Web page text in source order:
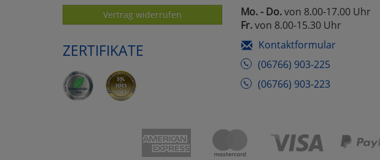
Vertrag widerrufen
ZERTIFIKATE
Mo. - Do.von 8.00-17.00 Uhr
Fr.von 8.00-15.30 Uhr
Kontaktformular
(06766) 903-225
(06766) 903-223